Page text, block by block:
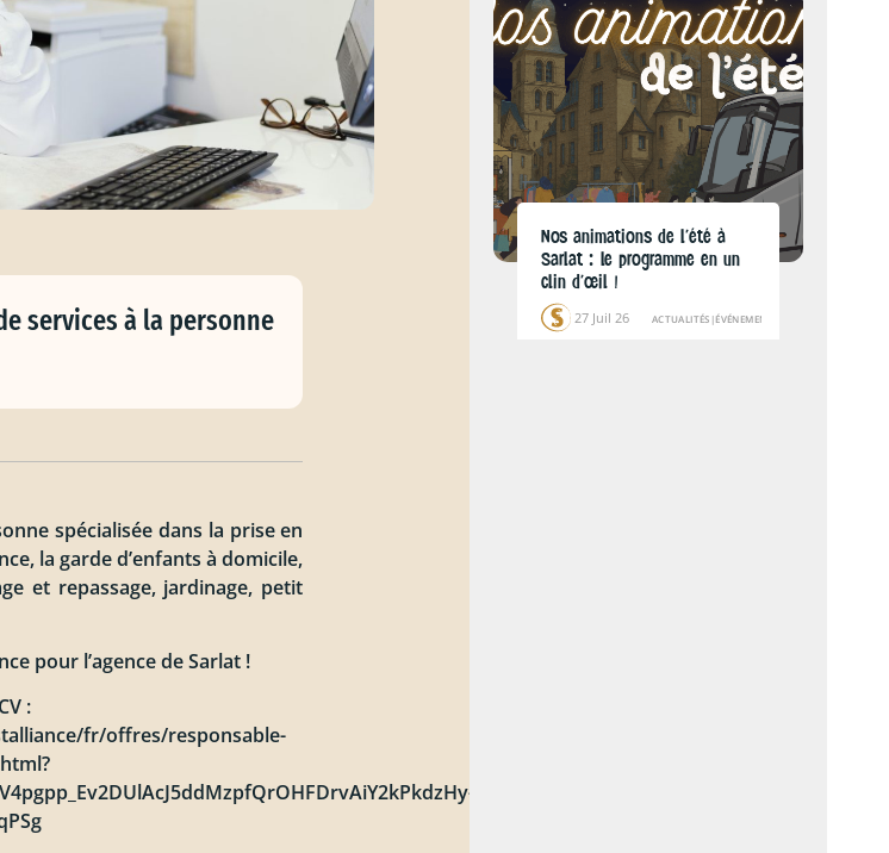
services à la personne
spécialisée dans la prise en
la garde d’enfants à domicile,
et repassage, jardinage, petit
pour l’agence de Sarlat !
:
fr/offres/responsable-
Nos animations de l’été à
Sarlat : le programme en un
clin d’œil !
27 Juil 26 ACTUALITÉS |ÉVÉNEMENTS